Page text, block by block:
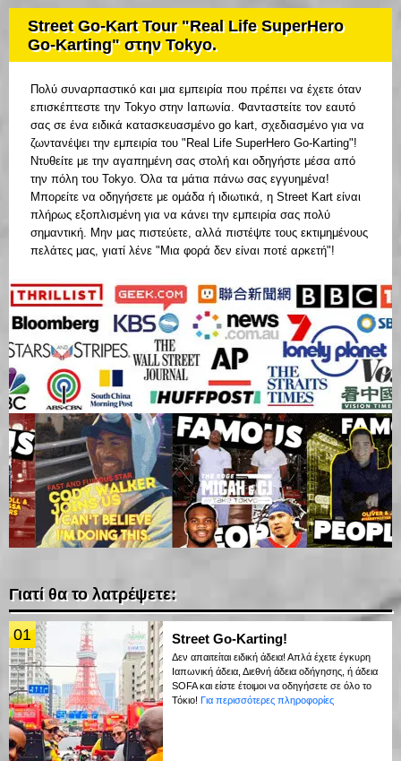
Street Go-Kart Tour "Real Life SuperHero
Go-Karting" στην Tokyo.
Πολύ συναρπαστικό και μια εμπειρία που πρέπει να έχετε όταν
επισκέπτεστε την Tokyo στην Ιαπωνία. Φανταστείτε τον εαυτό
σας σε ένα ειδικά κατασκευασμένο go kart, σχεδιασμένο για να
ζωντανέψει την εμπειρία του "Real Life SuperHero Go-Karting"!
Ντυθείτε με την αγαπημένη σας στολή και οδηγήστε μέσα από
την πόλη του Tokyo. Όλα τα μάτια πάνω σας εγγυημένα!
Μπορείτε να οδηγήσετε με ομάδα ή ιδιωτικά, η Street Kart είναι
πλήρως εξοπλισμένη για να κάνει την εμπειρία σας πολύ
σημαντική. Μην μας πιστεύετε, αλλά πιστέψτε τους εκτιμημένους
πελάτες μας, γιατί λένε "Μια φορά δεν είναι ποτέ αρκετή"!
Γιατί θα το λατρέψετε:
01 Street Go-Karting!
Δεν απαιτείται ειδική άδεια! Απλά έχετε έγκυρη
Ιαπωνική άδεια, Διεθνή άδεια οδήγησης, ή άδεια
SOFA και είστε έτοιμοι να οδηγήσετε σε όλο το
Τόκιο! Για περισσότερες πληροφορίες